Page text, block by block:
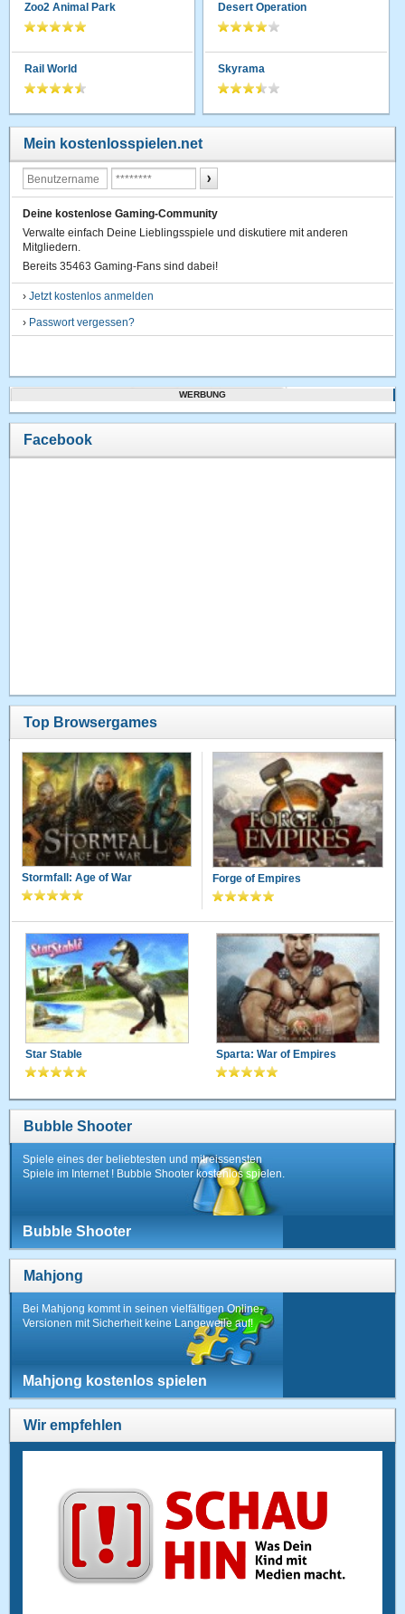
Zoo2 Animal Park
Rail World
Desert Operation
Skyrama
Mein kostenlosspielen.net
Deine kostenlose Gaming-Community
Verwalte einfach Deine Lieblingsspiele und diskutiere mit anderen
Mitgliedern.
Bereits 35463 Gaming-Fans sind dabei!
›Jetzt kostenlos anmelden
› Passwort vergessen?
WERBUNG
Facebook
Top Browsergames
Stormfall: Age of War Forge of Empires
Star Stable Sparta: War of Empires
Bubble Shooter
Spiele eines der beliebtesten und mitreissensten
Spiele im Internet ! Bubble Shooter kostenlos spielen.
Bubble Shooter
Mahjong
Bei Mahjong kommt in seinen vielfältigen Online-
Versionen mit Sicherheit keine Langeweile auf!
Mahjong kostenlos spielen
Wir empfehlen